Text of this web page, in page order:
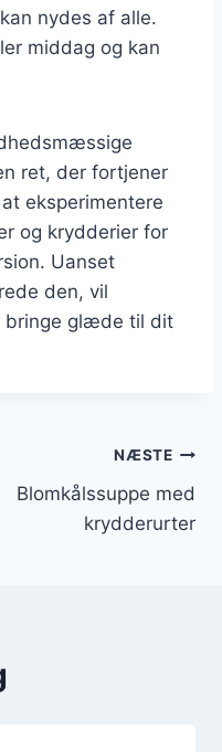
nydes af alle.
middag og kan
ret, der fortjener
eksperimentere
og krydderier for
Uanset
den, vil
bringe glæde til dit
NÆSTE
Blomkålssuppe med
krydderurter